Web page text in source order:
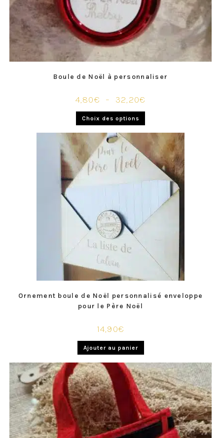
Boule de Noël à personnaliser
4,80€ – 32,20€
Choix des options
Ornement boule de Noël personnalisé enveloppe
pour le Père Noël
14,90€
Ajouter au panier